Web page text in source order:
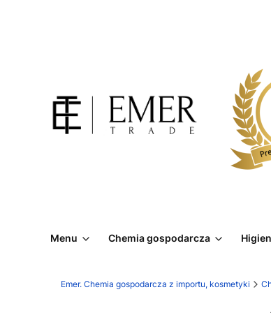
Menu Chemia gospodarcza
Emer. Chemia gospodarcza z importu, kosmetyki